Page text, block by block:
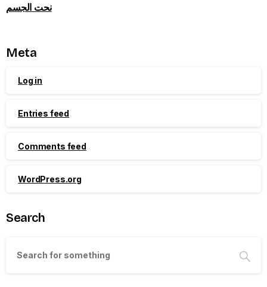
نحت الجسم
Meta
Log in
Entries feed
Comments feed
WordPress.org
Search